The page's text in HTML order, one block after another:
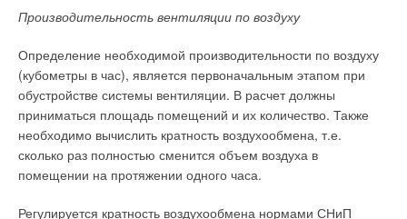
Производительность вентиляции по воздуху
Определение необходимой производительности по воздуху
(кубометры в час), является первоначальным этапом при
обустройстве системы вентиляции. В расчет должны
приниматься площадь помещений и их количество. Также
необходимо вычислить кратность воздухообмена, т.е.
сколько раз полностью сменится объем воздуха в
помещении на протяжении одного часа.
Регулируется кратность воздухообмена нормами СНиП